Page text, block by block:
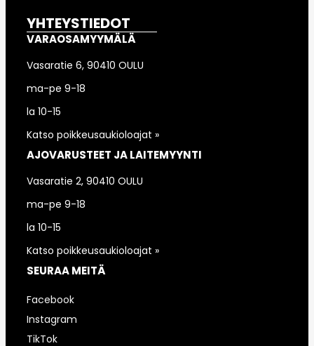
YHTEYSTIEDOT
VARAOSAMYYMÄLÄ
Vasaratie 6, 90410 OULU
ma-pe 9-18
la 10-15
Katso poikkeusaukioloajat »
AJOVARUSTEET JA LAITEMYYNTI
Vasaratie 2, 90410 OULU
ma-pe 9-18
la 10-15
Katso poikkeusaukioloajat »
SEURAA MEITÄ
Facebook
Instagram
TikTok